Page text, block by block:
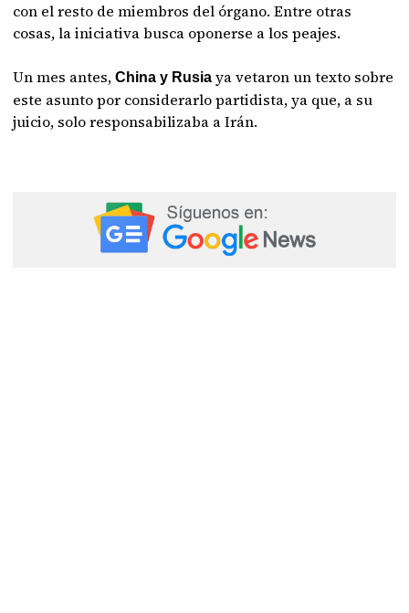
con el resto de miembros del órgano. Entre otras
cosas, la iniciativa busca oponerse a los peajes.
Un mes antes,China y Rusia ya vetaron un texto sobre
este asunto por considerarlo partidista, ya que, a su
juicio, solo responsabilizaba a Irán.